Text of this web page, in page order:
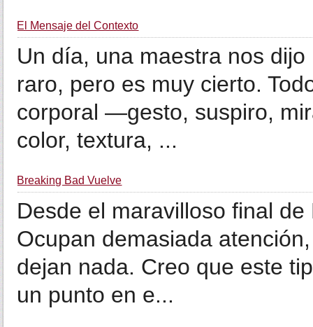
El Mensaje del Contexto
Un día, una maestra nos
raro, pero es muy cierto.
corporal —gesto, suspiro,
color, textura, ...
Breaking Bad Vuelve
Desde el maravilloso final
Ocupan demasiada
dejan nada. Creo que este
un punto en e...